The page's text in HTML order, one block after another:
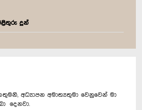
දුන්
අධ්‍යාපන අමාත්‍යතුමා වෙනුවෙන් මා
දෙනවා.